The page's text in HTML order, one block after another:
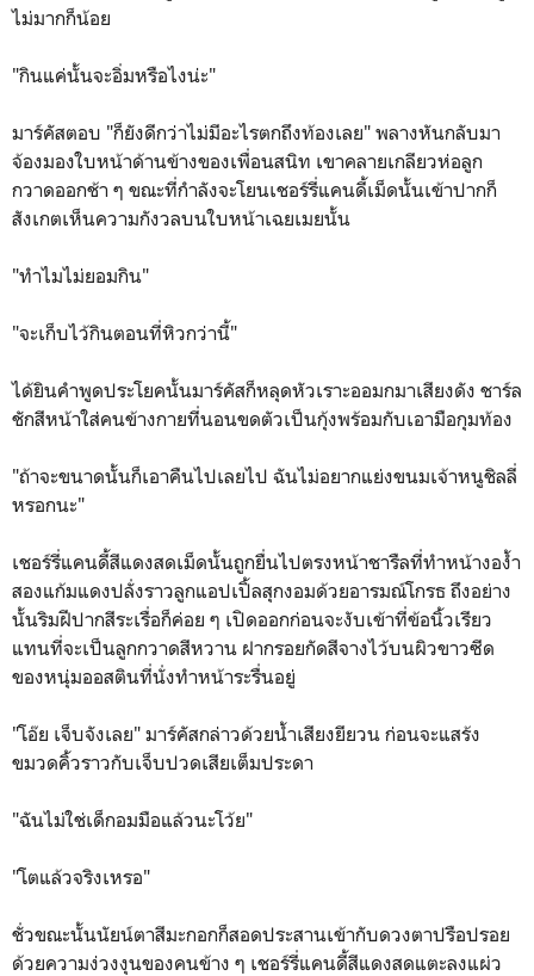
ไม่มากก็น้อย
"กินแค่นั้นจะอิ่มหรือไงน่ะ"
มาร์คัสตอบ "ก็ยังดีกว่าไม่มีอะไรตกถึงท้องเลย" พลางหันกลับมา
จ้องมองใบหน้าด้านข้างของเพื่อนสนิท เขาคลายเกลียวห่อลูก
กวาดออกช้า ๆ ขณะที่กำลังจะโยนเชอร์รี่แคนดี้เม็ดนั้นเข้าปากก็
สังเกตเห็นความกังวลบนใบหน้าเฉยเมยนั้น
"ทำไมไม่ยอมกิน"
"จะเก็บไว้กินตอนที่หิวกว่านี้"
ได้ยินคำพูดประโยคนั้นมาร์คัสก็หลุดหัวเราะออมกมาเสียงดัง ชาร์ล
ชักสีหน้าใส่คนข้างกายที่นอนขดตัวเป็นกุ้งพร้อมกับเอามือกุมท้อง
"ถ้าจะขนาดนั้นก็เอาคืนไปเลยไป ฉันไม่อยากแย่งขนมเจ้าหนูชิลลี่
หรอกนะ"
เชอร์รี่แคนดี้สีแดงสดเม็ดนั้นถูกยื่นไปตรงหน้าชารืลที่ทำหน้างอง้ำ
สองแก้มแดงปลั่งราวลูกแอปเปิ้ลสุกงอมด้วยอารมณ์โกรธ ถึงอย่าง
นั้นริมฝีปากสีระเรื่อก็ค่อย ๆ เปิดออกก่อนจะงับเข้าที่ข้อนิ้วเรียว
แทนที่จะเป็นลูกกวาดสีหวาน ฝากรอยกัดสีจางไว้บนผิวขาวซีด
ของหนุ่มออสตินที่นั่งทำหน้าระรื่นอยู่
"โอ๊ย เจ็บจังเลย" มาร์คัสกล่าวด้วยน้ำเสียงยียวน ก่อนจะแสร้ง
ขมวดคิ้วราวกับเจ็บปวดเสียเต็มประดา
"ฉันไม่ใช่เด็กอมมือแล้วนะโว้ย"
"โตแล้วจริงเหรอ"
ชั่วขณะนั้นนัยน์ตาสีมะกอกก็สอดประสานเข้ากับดวงตาปรือปรอย
ด้วยความง่วงงุนของคนข้าง ๆ เชอร์รี่แคนดี้สีแดงสดแตะลงแผ่ว